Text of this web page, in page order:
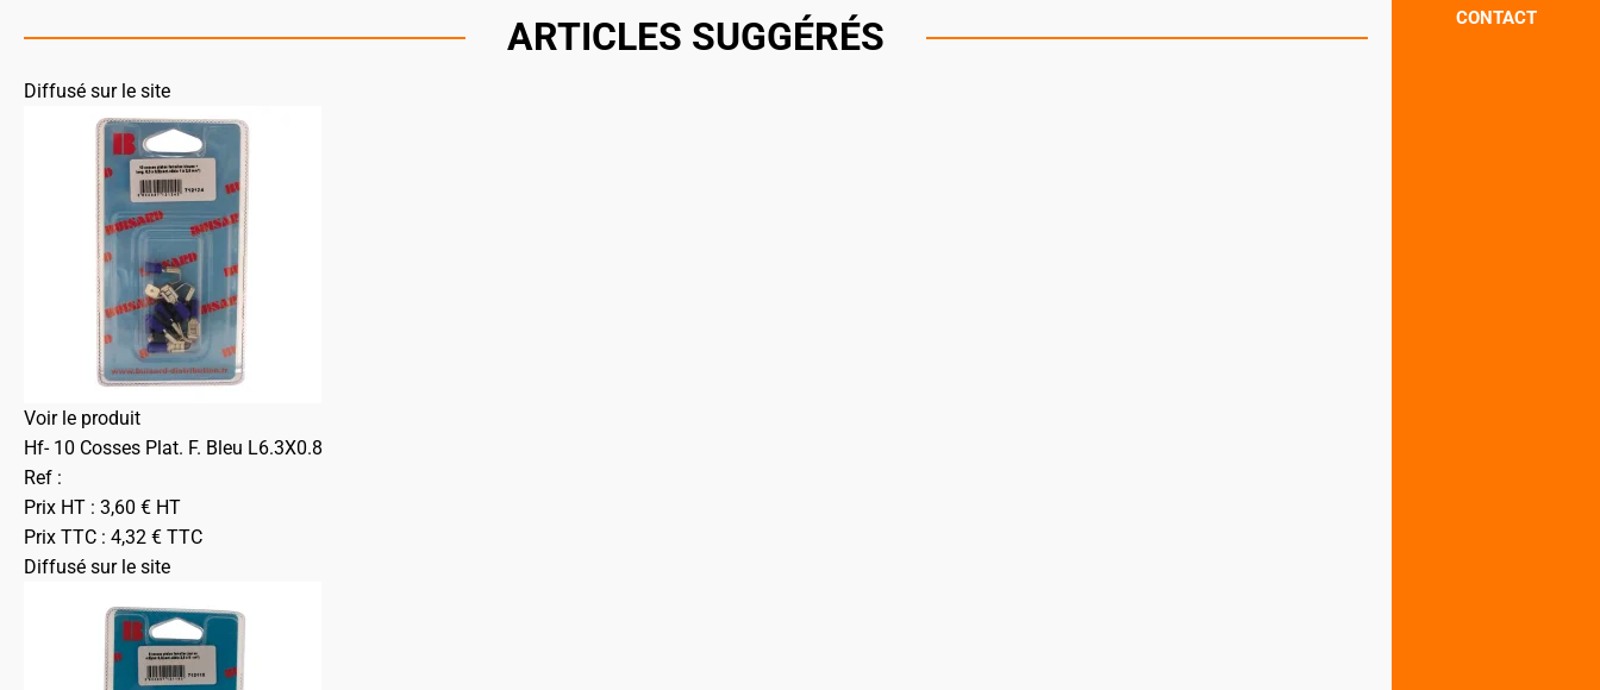
ARTICLES SUGGÉRÉS
Diffusé sur le site
Voir le produit
Hf- 10 Cosses Plat. F. Bleu L6.3X0.8
Ref :
Prix HT : 3,60 € HT
Prix TTC : 4,32 € TTC
Diffusé sur le site
CONTACT